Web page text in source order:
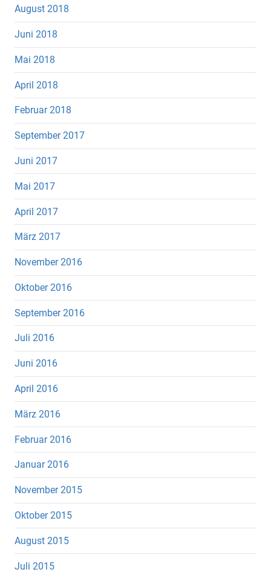
August 2018
Juni 2018
Mai 2018
April 2018
Februar 2018
September 2017
Juni 2017
Mai 2017
April 2017
März 2017
November 2016
Oktober 2016
September 2016
Juli 2016
Juni 2016
April 2016
März 2016
Februar 2016
Januar 2016
November 2015
Oktober 2015
August 2015
Juli 2015